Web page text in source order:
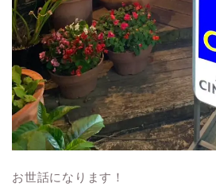
お世話になります！